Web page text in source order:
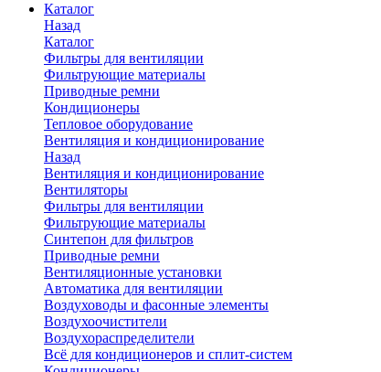
Каталог
Назад
Каталог
Фильтры для вентиляции
Фильтрующие материалы
Приводные ремни
Кондиционеры
Тепловое оборудование
Вентиляция и кондиционирование
Назад
Вентиляция и кондиционирование
Вентиляторы
Фильтры для вентиляции
Фильтрующие материалы
Синтепон для фильтров
Приводные ремни
Вентиляционные установки
Автоматика для вентиляции
Воздуховоды и фасонные элементы
Воздухоочистители
Воздухораспределители
Всё для кондиционеров и сплит-систем